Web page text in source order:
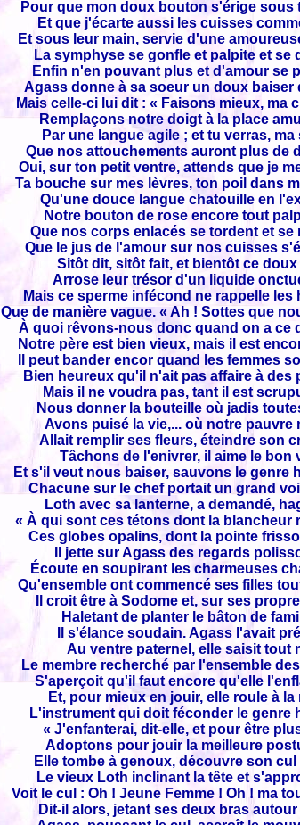
Pour que mon doux bouton s'érige sous
Et que j'écarte aussi les cuisses
Et sous leur main, servie d'une
La symphyse se gonfle et palpite et se
Enfin n'en pouvant plus et d'amour se
Agass donne à sa soeur un doux baiser
Mais celle-ci lui dit : « Faisons mieux, ma
Remplaçons notre doigt à la place
Par une langue agile ; et tu verras, ma
Que nos attouchements auront plus de
Oui, sur ton petit ventre, attends que je
Ta bouche sur mes lèvres, ton poil dans
Qu'une douce langue chatouille en
Notre bouton de rose encore tout
Que nos corps enlacés se tordent et se
Que le jus de l'amour sur nos cuisses
Sitôt dit, sitôt fait, et bientôt ce doux
Arrose leur trésor d'un liquide
Mais ce sperme infécond ne rappelle les
Que de manière vague. « Ah ! Sottes que
À quoi rêvons-nous donc quand on a ce
Notre père est bien vieux, mais il est
Il peut bander encor quand les femmes
Bien heureux qu'il n'ait pas affaire à des
Mais il ne voudra pas, tant il est
Nous donner la bouteille où jadis
Avons puisé la vie,... où notre pauvre
Allait remplir ses fleurs, éteindre son
Tâchons de l'enivrer, il aime le bon
Et s'il veut nous baiser, sauvons le genre
Chacune sur le chef portait un grand
Loth avec sa lanterne, a demandé,
« À qui sont ces tétons dont la blancheur
Ces globes opalins, dont la pointe
Il jette sur Agass des regards
Écoute en soupirant les charmeuses
Qu'ensemble ont commencé ses filles
Il croit être à Sodome et, sur ses
Haletant de planter le bâton de
Il s'élance soudain. Agass l'avait
Au ventre paternel, elle saisit tout
Le membre recherché par l'ensemble
S'aperçoit qu'il faut encore qu'elle
Et, pour mieux en jouir, elle roule à la
L'instrument qui doit féconder le genre
« J'enfanterai, dit-elle, et pour être
Adoptons pour jouir la meilleure
Elle tombe à genoux, découvre son cul
Le vieux Loth inclinant la tête et
Voit le cul : Oh ! Jeune Femme ! Oh ! ma
Dit-il alors, jetant ses deux bras autour